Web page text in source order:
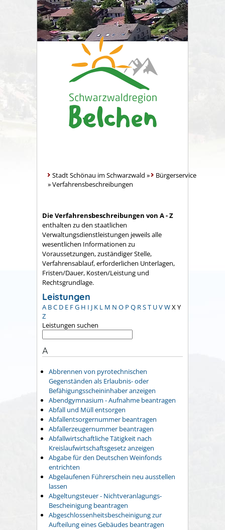
Stadt Schönau im Schwarzwald »
Bürgerservice
»Verfahrensbeschreibungen
Die Verfahrensbeschreibungen von A - Z
enthalten zu den staatlichen
Verwaltungsdienstleistungen jeweils alle
wesentlichen Informationen zu
Voraussetzungen, zuständiger Stelle,
Verfahrensablauf, erforderlichen Unterlagen,
Fristen/Dauer, Kosten/Leistung und
Rechtsgrundlage.
Leistungen
A BC D E FG H I J K L M N O P Q RST UVWXY
Z
Leistungen suchen
A
Abbrennen von pyrotechnischen
Gegenständen als Erlaubnis- oder
Befähigungsscheininhaber anzeigen
Abendgymnasium - Aufnahme beantragen
Abfall und Müll entsorgen
Abfallentsorgernummer beantragen
Abfallerzeugernummer beantragen
Abfallwirtschaftliche Tätigkeit nach
Kreislaufwirtschaftsgesetz anzeigen
Abgabe für den Deutschen Weinfonds
entrichten
Abgelaufenen Führerschein neu ausstellen
lassen
Abgeltungsteuer - Nichtveranlagungs-
Bescheinigung beantragen
Abgeschlossenheitsbescheinigung zur
Aufteilung eines Gebäudes beantragen